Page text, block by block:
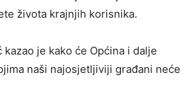
života krajnjih korisnika.
kazao je kako će Općina i dalje
naši najosjetljiviji građani neće